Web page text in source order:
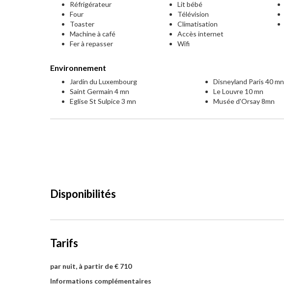
Réfrigérateur
Four
Toaster
Machine à café
Fer à repasser
Lit bébé
Télévision
Climatisation
Accès internet
Wifi
Environnement
Jardin du Luxembourg
Saint Germain 4 mn
Eglise St Sulpice 3 mn
Disneyland Paris 40 mn
Le Louvre 10 mn
Musée d'Orsay 8mn
Disponibilités
Tarifs
par nuit, à partir de € 710
Informations complémentaires